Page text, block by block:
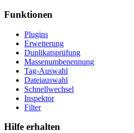
Funktionen
Plugins
Erweiterung
Duplikatsprüfung
Massenumbenennung
Tag-Auswahl
Dateiauswahl
Schnellwechsel
Inspektor
Filter
Hilfe erhalten